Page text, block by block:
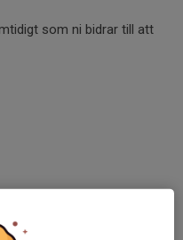
som ni bidrar till att